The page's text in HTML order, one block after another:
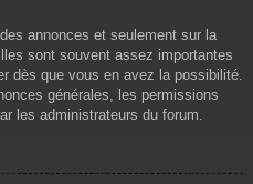
annonces et seulement sur la
sont souvent assez importantes
dès que vous en avez la possibilité.
générales, les permissions
les administrateurs du forum.